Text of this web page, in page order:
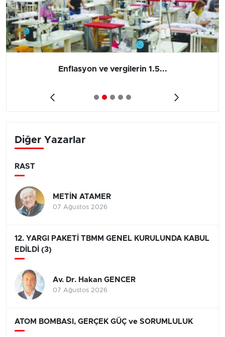
Barış yatırımı, üretimi ve...
Diğer Yazarlar
RAST
METİN ATAMER
07 Ağustos 2026
12. YARGI PAKETİ TBMM GENEL KURULUNDA KABUL
EDİLDİ (3)
Av. Dr. Hakan GENCER
07 Ağustos 2026
ATOM BOMBASI, GERÇEK GÜÇ ve SORUMLULUK